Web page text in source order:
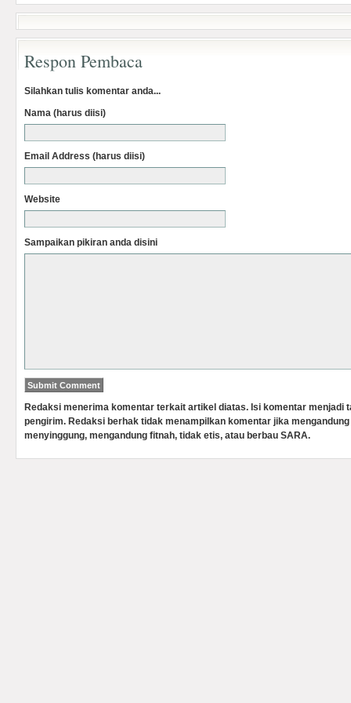
Respon Pembaca
Silahkan tulis komentar anda...
Nama (harus diisi)
Email Address (harus diisi)
Website
Sampaikan pikiran anda disini
Redaksi menerima komentar terkait artikel diatas. Isi komentar menjadi
pengirim. Redaksi berhak tidak menampilkan komentar jika
menyinggung, mengandung fitnah, tidak etis, atau berbau SARA.